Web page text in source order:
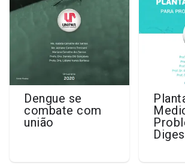
Dengue se
combate com
união